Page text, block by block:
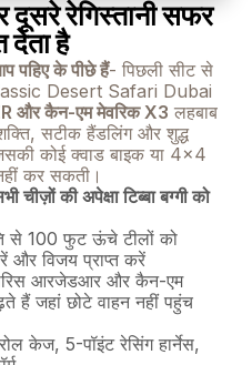
दूसरे रेगिस्तानी सफर
देता है
पहिए के पीछे हैं- पिछली सीट से
Desert Safari Dubai
और कैन-एम मेवरिक X3 लहबाब
सटीक हैंडलिंग और शुद्ध
कोई क्वाड बाइक या 4×4
कर सकती।
की अपेक्षा टिब्बा बग्गी को
से 100 फुट ऊंचे टीलों को
और विजय प्राप्त करें
आरजेडआर और कैन-एम
हैं जहां छोटे वाहन नहीं पहुंच
केज, 5-पॉइंट रेसिंग हार्नेस,